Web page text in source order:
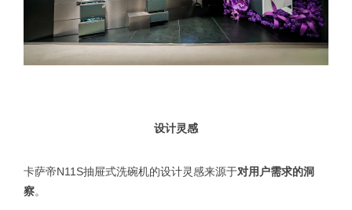
设计灵感
卡萨帝N11S抽屉式洗碗机的设计灵感来源于对用户需求的洞
察。